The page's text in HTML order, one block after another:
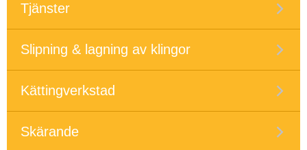
Tjänster
Slipning & lagning av klingor
Kättingverkstad
Skärande